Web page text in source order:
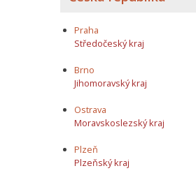
Praha
Středočeský kraj
Brno
Jihomoravský kraj
Ostrava
Moravskoslezský kraj
Plzeň
Plzeňský kraj